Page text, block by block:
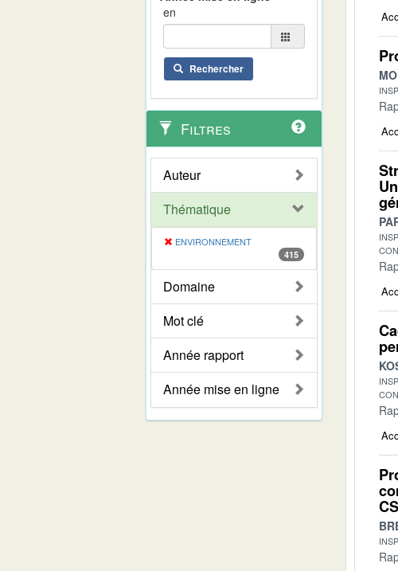
en
Rechercher
Filtres
Auteur
Thématique
ENVIRONNEMENT
415
Domaine
Mot clé
Année rapport
Année mise en ligne